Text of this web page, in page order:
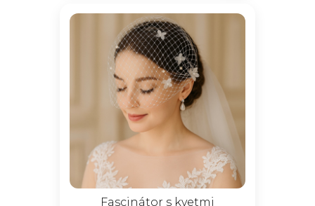
Fascinátor s kvetmi